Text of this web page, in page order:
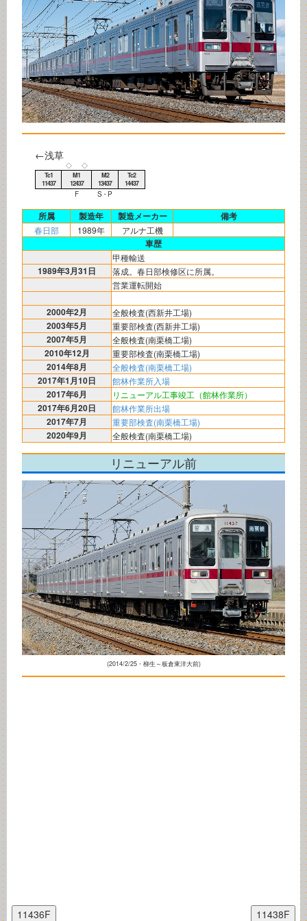
←浅草
◇ ◇
Tc1
11437
M1
12437
M2
13437
Tc2
14437
F S・P
所属 製造年 製造メーカー 備考
春日部 1989年 アルナ工機
車歴
甲種輸送
1989年3月31日
落成。春日部検修区に所属。
営業運転開始
2000年2月 全般検査(西新井工場)
2003年5月 重要部検査(西新井工場)
2007年5月 全般検査(南栗橋工場)
2010年12月 重要部検査(南栗橋工場)
2014年8月 全般検査(南栗橋工場)
2017年1月10日 館林作業所入場
2017年6月 リニューアル工事竣工（館林作業所）
2017年6月20日 館林作業所出場
2017年7月 重要部検査(南栗橋工場)
2020年9月 全般検査(南栗橋工場)
リニューアル前
(2014/2/25・柳生～板倉東洋大前)